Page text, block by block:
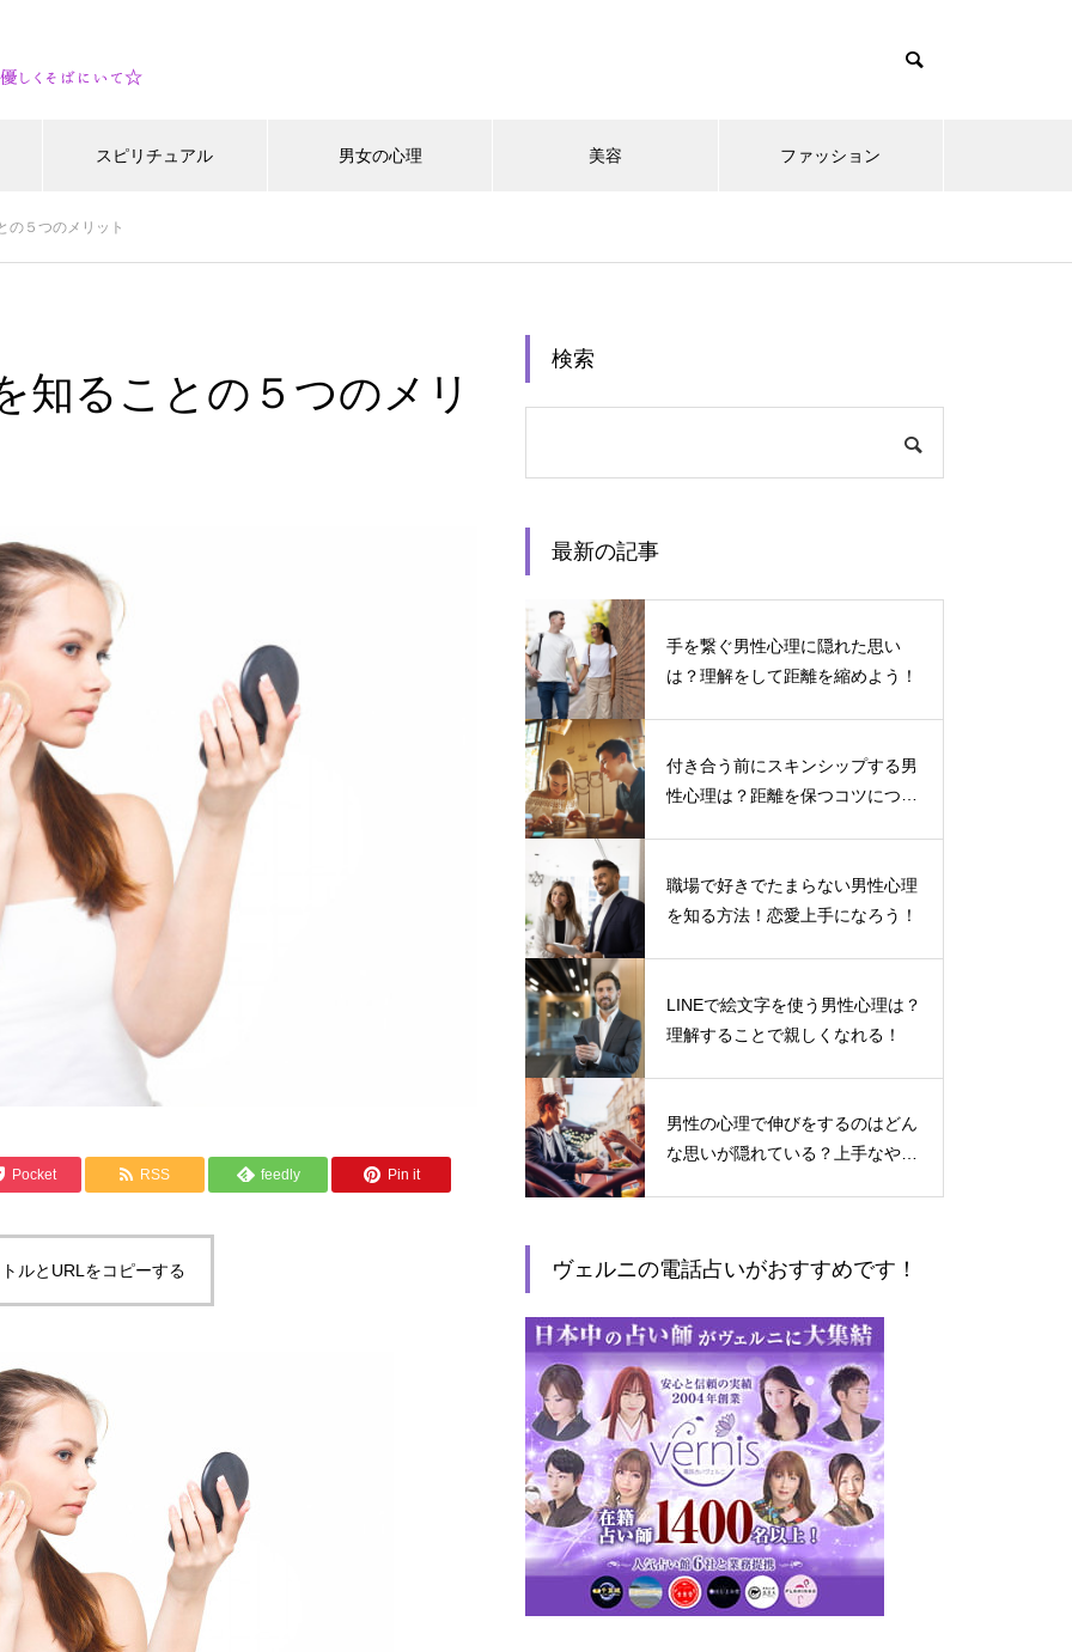
スピリチュアル 男女の心理 美容 ファッション
の５つのメリット
知ることの５つのメリ
Pocket RSS feedly Pin it
ルとURLをコピーする
検索
最新の記事
手を繋ぐ男性心理に隠れた思い
は？理解をして距離を縮めよう！
付き合う前にスキンシップする男
性心理は？距離を保つコツについ
職場で好きでたまらない男性心理
を知る方法！恋愛上手になろう！
LINEで絵文字を使う男性心理は？
理解することで親しくなれる！
男性の心理で伸びをするのはどん
な思いが隠れている？上手なやり
ヴェルニの電話占いがおすすめです！